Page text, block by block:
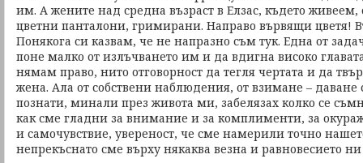
им. А жените над средна възраст в Елзас, където живеем,
цветни панталони, гримирани. Направо вървящи цветя!
Понякога си казвам, че не напразно съм тук. Една от
поне малко от излъчването им и да вдигна високо
нямам право, нито отговорност да тегля чертата и да
жена. Ала от собствени наблюдения, от взимане –
познати, минали през живота ми, забелязах колко се
как сме гладни за внимание и за комплименти, за
и самочувствие, увереност, че сме намерили точно
непрекъснато сме върху някаква везна и равновесието ни